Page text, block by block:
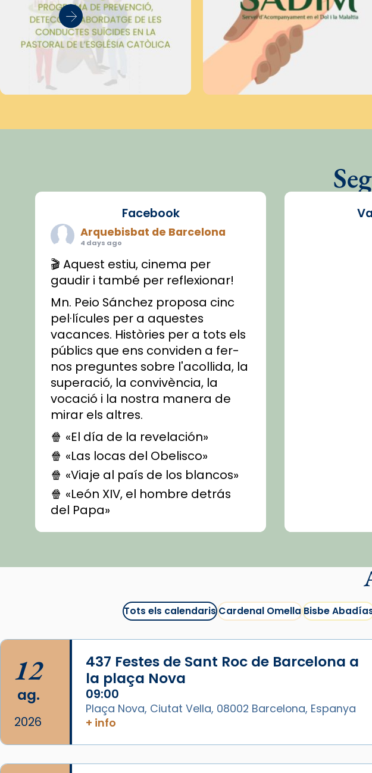
Facebook
Arquebisbat de Barcelona
4 days ago
🎬 Aquest estiu, cinema per
gaudir i també per reflexionar!
Mn. Peio Sánchez proposa cinc
pel·lícules per a aquestes
vacances. Històries per a tots els
públics que ens conviden a fer-
nos preguntes sobre l'acollida, la
superació, la convivència, la
vocació i la nostra manera de
mirar els altres.
🍿 «El día de la revelación»
🍿 «Las locas del Obelisco»
🍿 «Viaje al país de los blancos»
🍿 «León XIV, el hombre detrás
del Papa»
🍿 «Las ovejas detectives»
recomanacions i prepara una
#CinemaEspiritualitual
@cinemaspiritcat
Imatge: Generada amb IA
(OpenAI)
Video
View on Facebook
Arquebisbat de Barcelona
Tots els calendarisCardenal OmellaBisbe
12
ag.
2026
437 Festes de Sant Roc de Barcelona a
la plaça Nova
09:00
Plaça Nova, Ciutat Vella, 08002 Barcelona, Espanya
+ info